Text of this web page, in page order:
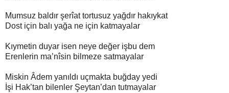
Mumsuz baldır şerîat tortusuz yağdır hakıykat
Dost için balı yağa ne için katmayalar
Kıymetin duyar isen neye değer işbu dem
Erenlerin ma’nîsin bilmeze satmayalar
Miskin Âdem yanıldı uçmakta buğday yedi
İşi Hak’tan bilenler Şeytan’dan tutmayalar